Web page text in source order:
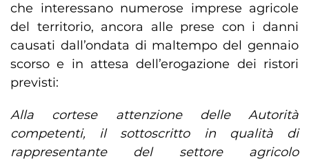
che interessano numerose imprese agricole
del territorio, ancora alle prese con i danni
causati dall’ondata di maltempo del gennaio
scorso e in attesa dell’erogazione dei ristori
previsti:
Alla cortese attenzione delle Autorità
competenti, il sottoscritto in qualità di
rappresentante del settore agricolo